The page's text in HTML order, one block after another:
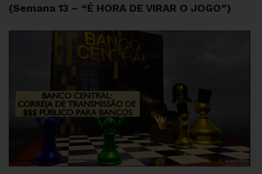
(Semana 13 – “É HORA DE VIRAR O JOGO”)